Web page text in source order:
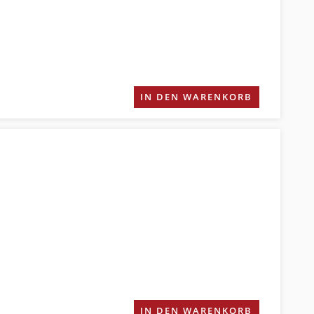
IN DEN WARENKORB
IN DEN WARENKORB